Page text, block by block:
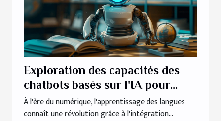
Exploration des capacités des
chatbots basés sur l'IA pour
l'apprentissage des langues
À l'ère du numérique, l'apprentissage des langues
connaît une révolution grâce à l'intégration...